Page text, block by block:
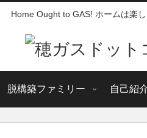
Home Ought to GAS! ホームは楽
脱構築ファミリー 自己紹